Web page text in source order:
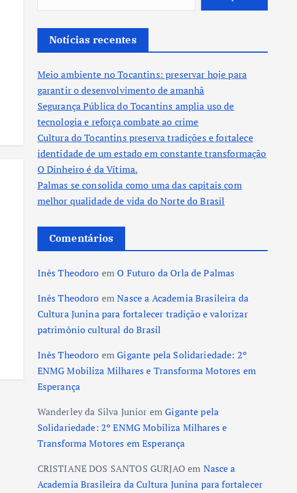
Notícias recentes
Meio ambiente no Tocantins: preservar hoje para
garantir o desenvolvimento de amanhã
Segurança Pública do Tocantins amplia uso de
tecnologia e reforça combate ao crime
Cultura do Tocantins preserva tradições e fortalece
identidade de um estado em constante transformação
O Dinheiro é da Vítima.
Palmas se consolida como uma das capitais com
melhor qualidade de vida do Norte do Brasil
Comentários
Inês Theodoro emO Futuro da Orla de Palmas
Inês Theodoro emNasce a Academia Brasileira da
Cultura Junina para fortalecer tradição e valorizar
patrimônio cultural do Brasil
Inês Theodoro emGigante pela Solidariedade: 2º
ENMG Mobiliza Milhares e Transforma Motores em
Esperança
Wanderley da Silva Junior emGigante pela
Solidariedade: 2º ENMG Mobiliza Milhares e
Transforma Motores em Esperança
CRISTIANE DOS SANTOS GURJAO em Nasce a
Academia Brasileira da Cultura Junina para fortalecer